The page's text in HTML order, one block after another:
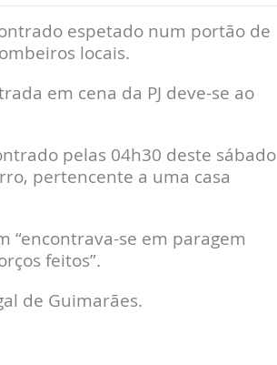
espetado num portão de
locais.
em cena da PJ deve-se ao
pelas 04h30 deste sábado
pertencente a uma casa
“encontrava-se em paragem
feitos”.
de Guimarães.